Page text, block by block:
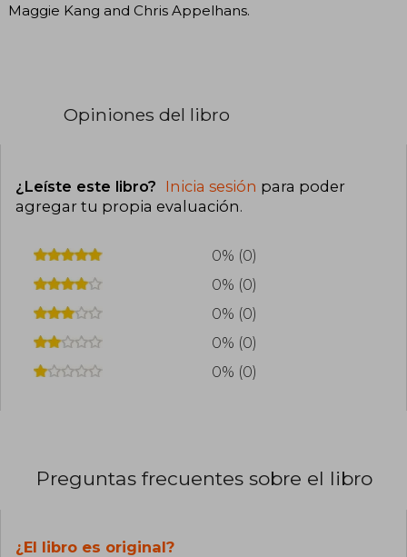
Maggie Kang and Chris Appelhans.
Opiniones del libro
¿Leíste este libro? Inicia sesión para poder
agregar tu propia evaluación.
0% (0)
0% (0)
0% (0)
0% (0)
0% (0)
Preguntas frecuentes sobre el libro
¿El libro es original?